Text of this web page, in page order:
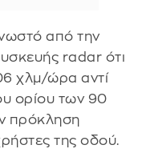
από την
radar ότι
χλμ/ώρα αντί
ορίου των 90
πρόκληση
της οδού.